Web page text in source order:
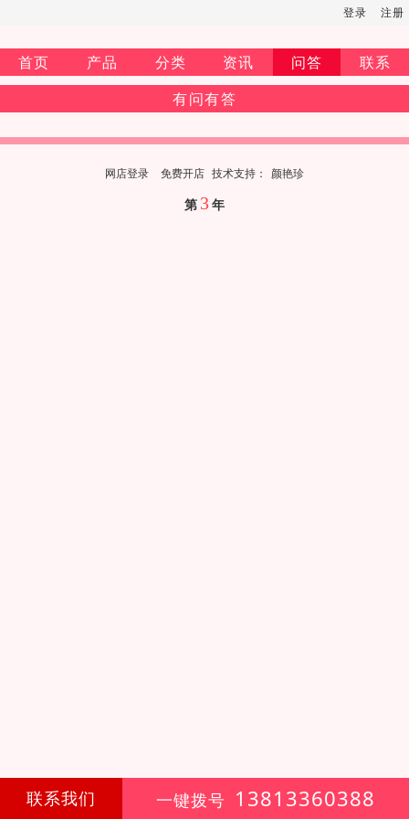
登录 注册
首页 产品 分类 资讯 问答
联系
有问有答
网店登录 免费开店 技术支持 ： 颜艳珍
第 3年
联系我们 一键拨号 13813360388